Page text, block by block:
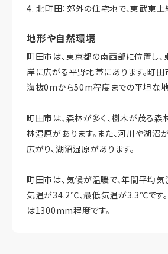
4. 北町田：郊外の住宅地で、東武東上
地形や自然環境
町田市は、東京都の南西部に位置し
岸に広がる平野地帯にあります。町田
海抜0mから50m程度までの平坦な地
町田市は、森林が多く、樹木が茂る森
林湿原があります。また、河川や湖沼
広がり、湖沼湿原があります。
町田市は、気候が温暖で、年間平均
気温が34.2℃、最低気温が3.3℃です
は1300mm程度です。